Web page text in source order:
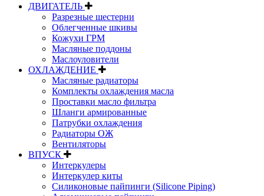
ДВИГАТЕЛЬ
Разрезные шестерни
Облегченные шкивы
Кожухи ГРМ
Масляные поддоны
Маслоуловители
ОХЛАЖДЕНИЕ
Масляные радиаторы
Комплекты охлаждения масла
Проставки масло фильтра
Шланги армированные
Патрубки охлаждения
Радиаторы ОЖ
Вентиляторы
ВПУСК
Интеркулеры
Интеркулер киты
Силиконовые пайпинги (Silicone Piping)